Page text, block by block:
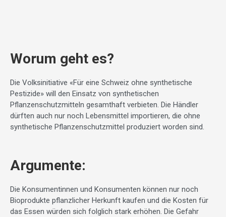
Worum geht es?
Die Volksinitiative «Für eine Schweiz ohne synthetische
Pestizide» will den Einsatz von synthetischen
Pflanzenschutzmitteln gesamthaft verbieten. Die Händler
dürften auch nur noch Lebensmittel importieren, die ohne
synthetische Pflanzenschutzmittel produziert worden sind.
Argumente:
Die Konsumentinnen und Konsumenten können nur noch
Bioprodukte pflanzlicher Herkunft kaufen und die Kosten für
das Essen würden sich folglich stark erhöhen. Die Gefahr